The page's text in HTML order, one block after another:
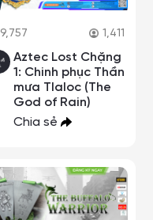
9,757 1,411
Aztec Lost Chặng
1: Chinh phục Thần
mưa Tlaloc (The
God of Rain)
Chia sẻ